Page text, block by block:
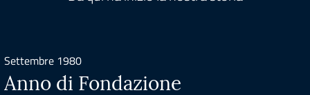
Settembre 1980
Anno di Fondazione